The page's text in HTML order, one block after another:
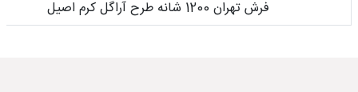
فرش تهران 1200 شانه طرح آراگل کرم اصیل